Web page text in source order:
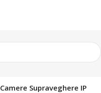
Camere Supraveghere IP